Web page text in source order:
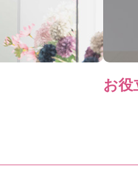
お役